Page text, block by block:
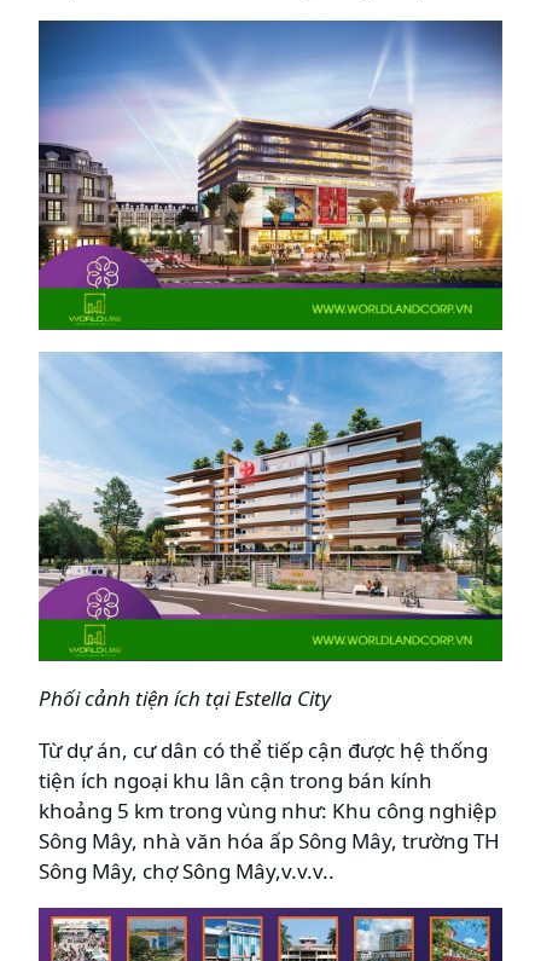
Phối cảnh tiện ích tại Estella City
Từ dự án, cư dân có thể tiếp cận được hệ thống
tiện ích ngoại khu lân cận trong bán kính
khoảng 5 km trong vùng như: Khu công nghiệp
Sông Mây, nhà văn hóa ấp Sông Mây, trường TH
Sông Mây, chợ Sông Mây,v.v.v..